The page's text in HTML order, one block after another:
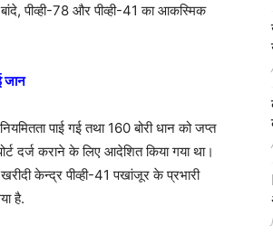
पीव्ही-78 और पीव्ही-41 का आकस्मिक
जान
पाई गई तथा 160 बोरी धान को जप्त
दर्ज कराने के लिए आदेशित किया गया था।
केन्द्र पीव्ही-41 पखांजूर के प्रभारी
है.